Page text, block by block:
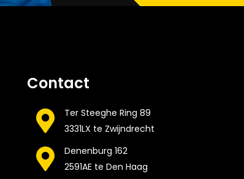
Contact
Ter Steeghe Ring 89
3331LX te Zwijndrecht
Denenburg 162
2591AE te Den Haag